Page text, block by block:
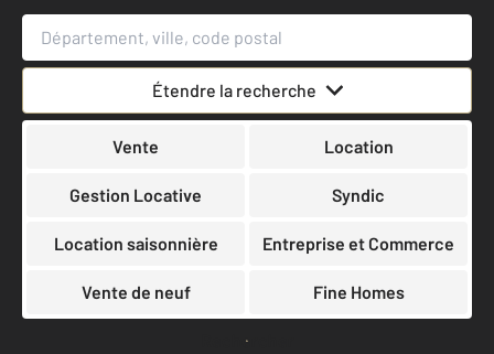
Étendre la recherche
Vente Location
Gestion Locative Syndic
Location saisonnière Entreprise et Commerce
Vente de neuf Fine Homes
Rechercher